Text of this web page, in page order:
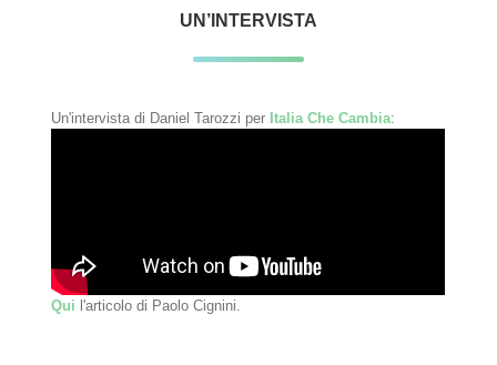
UN’INTERVISTA
Un'intervista di Daniel Tarozzi per Italia Che Cambia:
Qui l'articolo di Paolo Cignini.